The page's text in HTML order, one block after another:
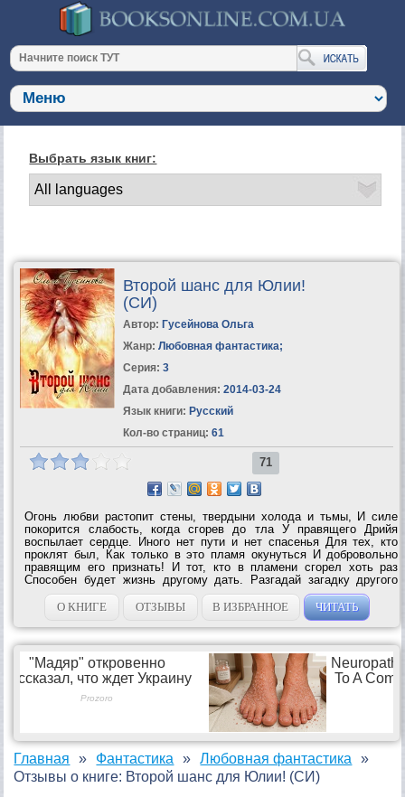
Выбрать язык книг:
Второй шанс для Юлии!
(СИ)
Автор: Гусейнова Ольга
Жанр: Любовная фантастика;
Серия: 3
Дата добавления: 2014-03-24
Язык книги: Русский
Кол-во страниц: 61
71
Огонь любви растопит стены, твердыни холода и тьмы, И силе
покорится слабость, когда сгорев до тла У правящего Дрийя
воспылает сердце. Иного нет пути и нет спасенья Для тех, кто
проклят был, Как только в это пламя окунуться И добровольно
правящим его признать! И тот, кто в пламени сгорел хоть раз
Способен будет жизнь другому дать. Разгадай загадку другого
мира и возможно получишь шанс, изменить судьбу и если не
свою, так чужую. Или...
О КНИГЕ ОТЗЫВЫ В ИЗБРАННОЕ ЧИТАТЬ
Главная Фантастика
Любовная фантастика
Отзывы о книге: Второй шанс для Юлии! (СИ)